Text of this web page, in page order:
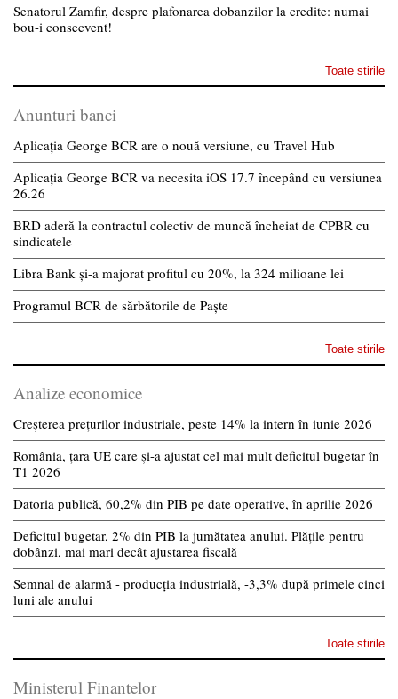
Senatorul Zamfir, despre plafonarea dobanzilor la credite: numai
bou-i consecvent!
Toate stirile
Anunturi banci
Aplicația George BCR are o nouă versiune, cu Travel Hub
Aplicația George BCR va necesita iOS 17.7 începând cu versiunea
26.26
BRD aderă la contractul colectiv de muncă încheiat de CPBR cu
sindicatele
Libra Bank și-a majorat profitul cu 20%, la 324 milioane lei
Programul BCR de sărbătorile de Paște
Toate stirile
Analize economice
Creșterea prețurilor industriale, peste 14% la intern în iunie 2026
România, țara UE care și-a ajustat cel mai mult deficitul bugetar în
T1 2026
Datoria publică, 60,2% din PIB pe date operative, în aprilie 2026
Deficitul bugetar, 2% din PIB la jumătatea anului. Plățile pentru
dobânzi, mai mari decât ajustarea fiscală
Semnal de alarmă - producția industrială, -3,3% după primele cinci
luni ale anului
Toate stirile
Ministerul Finantelor